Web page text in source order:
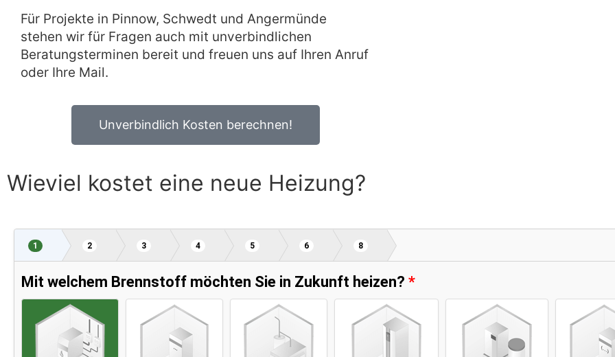
Für Projekte in Pinnow, Schwedt und Angermünde
stehen wir für Fragen auch mit unverbindlichen
Beratungsterminen bereit und freuen uns auf Ihren Anruf
oder Ihre Mail.
Unverbindlich Kosten berechnen!
Wieviel kostet eine neue Heizung?